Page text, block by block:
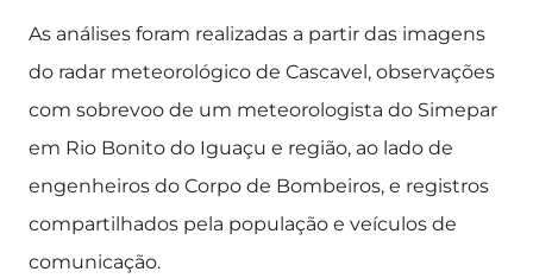
As análises foram realizadas a partir das imagens
do radar meteorológico de Cascavel, observações
com sobrevoo de um meteorologista do Simepar
em Rio Bonito do Iguaçu e região, ao lado de
engenheiros do Corpo de Bombeiros, e registros
compartilhados pela população e veículos de
comunicação.